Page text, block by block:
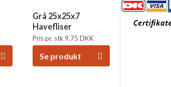
Grå 25x25x7
Havefliser
Pris pr. stk 9,75 DKK
Se produkt